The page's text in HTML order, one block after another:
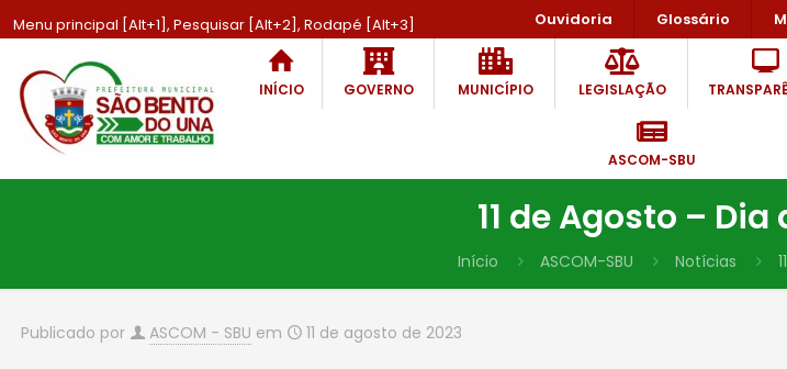
Menu principal [Alt+1], Pesquisar [Alt+2], Rodapé [Alt+3] Ouvidoria Glossário
INÍCIO GOVERNO MUNICÍPIO LEGISLAÇÃO
ASCOM-SBU
11 de Agosto –
Início ASCOM-SBU Notícias
Publicado por ASCOM - SBU em 11 de agosto de 2023